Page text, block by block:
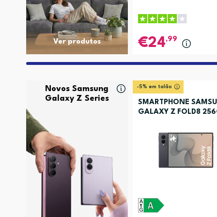
Ver produtos 24,99
Novos Samsung
Galaxy Z Series
-5% em talão
SMARTPHONE
GALAXY Z FOLD8